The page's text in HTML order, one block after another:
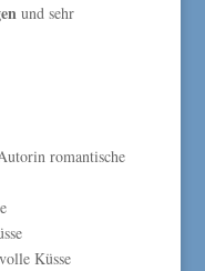
und sehr
romantische
Küsse